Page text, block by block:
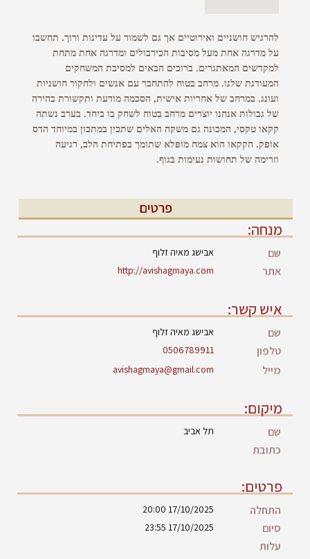
להרגיש חושניים ואירוטיים אך גם לשמור על עדינות ורוך. תחשבו
על מדרגה אחת מעל מסיבות הכירבולים ומדרגה אחת מתחת
למקדשים המאתגרים. ברוכים הבאים למסיבת המשחקים
המעודנת שלנו. מרחב בטוח להתחבר עם אנשים ולחקור חושניות
ועונג. במרחב של אחריות אישית, הסכמה מודעת ותקשורת בהירה
של גבולות אנחנו יוצרים מרחב בטוח לשחק בו ביחד. בערב נשתה
קקאו טקסי, המכונה גם משקה האלים שתכין במתכון במיוחד הדס
אופק. הקקאו הוא צמח מופלא שתומך בפתיחת הלב, רגיעה
וזרימה של תחושות נעימות בגוף.
פרטים
מנחה:
שם אבישג מאיה זלוף
אתר http://avishagmaya.com
איש קשר:
שם אבישג מאיה זלוף
טלפון 0506789911
מייל avishagmaya@gmail.com
מיקום:
שם תל אביב
כתובת
פרטים:
התחלה 17/10/2025 20:00
סיום 17/10/2025 23:55
עלות